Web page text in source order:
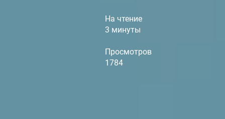
На чтение
3 минуты
Просмотров
1784